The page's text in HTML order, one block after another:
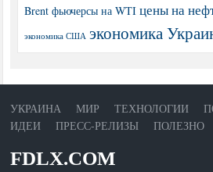
Brent фьючерсы на WTI цены на
экономика США экономика
УКРАИНА МИР ТЕХНОЛОГИИ
ИДЕИ
ПРЕСС-РЕЛИЗЫ ПОЛЕЗНО
FDLX.COM